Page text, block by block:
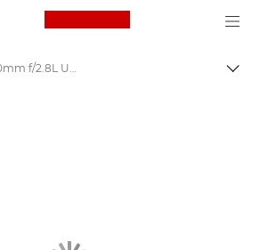
Canon Logo, back
Skift
Canon EF 70-200mm f/2.8L USM - Lenses - Camera & Photo lenses